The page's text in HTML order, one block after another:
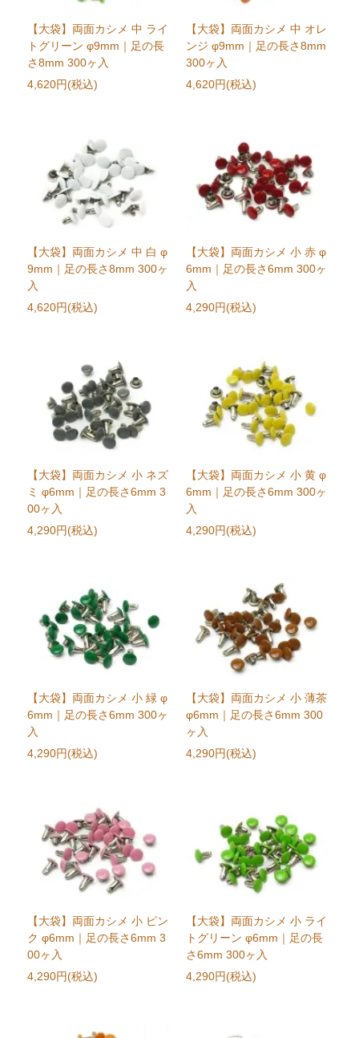
【大袋】両面カシメ 中 ライ
トグリーン φ9mm｜足の長
さ8mm 300ヶ入
4,620円(税込)
【大袋】両面カシメ 中 オレ
ンジ φ9mm｜足の長さ8mm
300ヶ入
4,620円(税込)
【大袋】両面カシメ 中 白 φ
9mm｜足の長さ8mm 300ヶ
入
4,620円(税込)
【大袋】両面カシメ 小 赤 φ
6mm｜足の長さ6mm 300ヶ
入
4,290円(税込)
【大袋】両面カシメ 小 ネズ
ミ φ6mm｜足の長さ6mm 3
00ヶ入
4,290円(税込)
【大袋】両面カシメ 小 黄 φ
6mm｜足の長さ6mm 300ヶ
入
4,290円(税込)
【大袋】両面カシメ 小 緑 φ
6mm｜足の長さ6mm 300ヶ
入
4,290円(税込)
【大袋】両面カシメ 小 薄茶
φ6mm｜足の長さ6mm 300
ヶ入
4,290円(税込)
【大袋】両面カシメ 小 ピン
ク φ6mm｜足の長さ6mm 3
00ヶ入
4,290円(税込)
【大袋】両面カシメ 小 ライ
トグリーン φ6mm｜足の長
さ6mm 300ヶ入
4,290円(税込)